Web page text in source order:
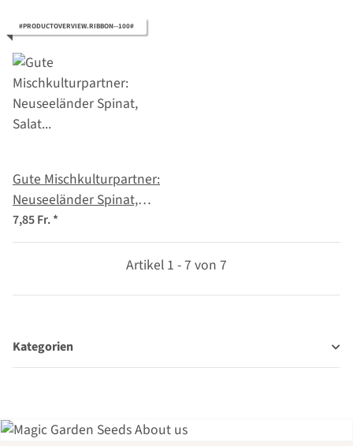
#PRODUCTOVERVIEW.RIBBON--100#
Gute Mischkulturpartner:
Neuseeländer Spinat,
Salat & Radieschen -
Samenset
7,85 Fr.*
Artikel 1 - 7 von 7
Kategorien